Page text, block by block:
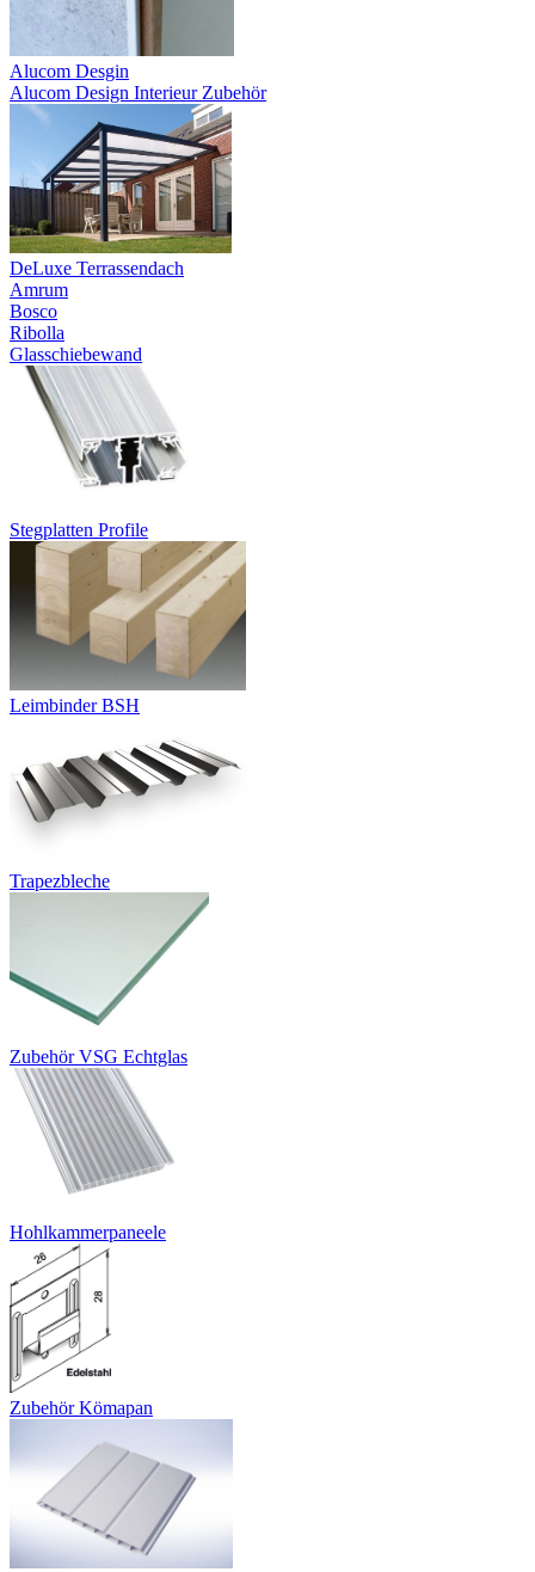
Alucom Desgin
Alucom Design Interieur Zubehör
DeLuxe Terrassendach
Amrum
Bosco
Ribolla
Glasschiebewand
Stegplatten Profile
Leimbinder BSH
Trapezbleche
Zubehör VSG Echtglas
Hohlkammerpaneele
Zubehör Kömapan